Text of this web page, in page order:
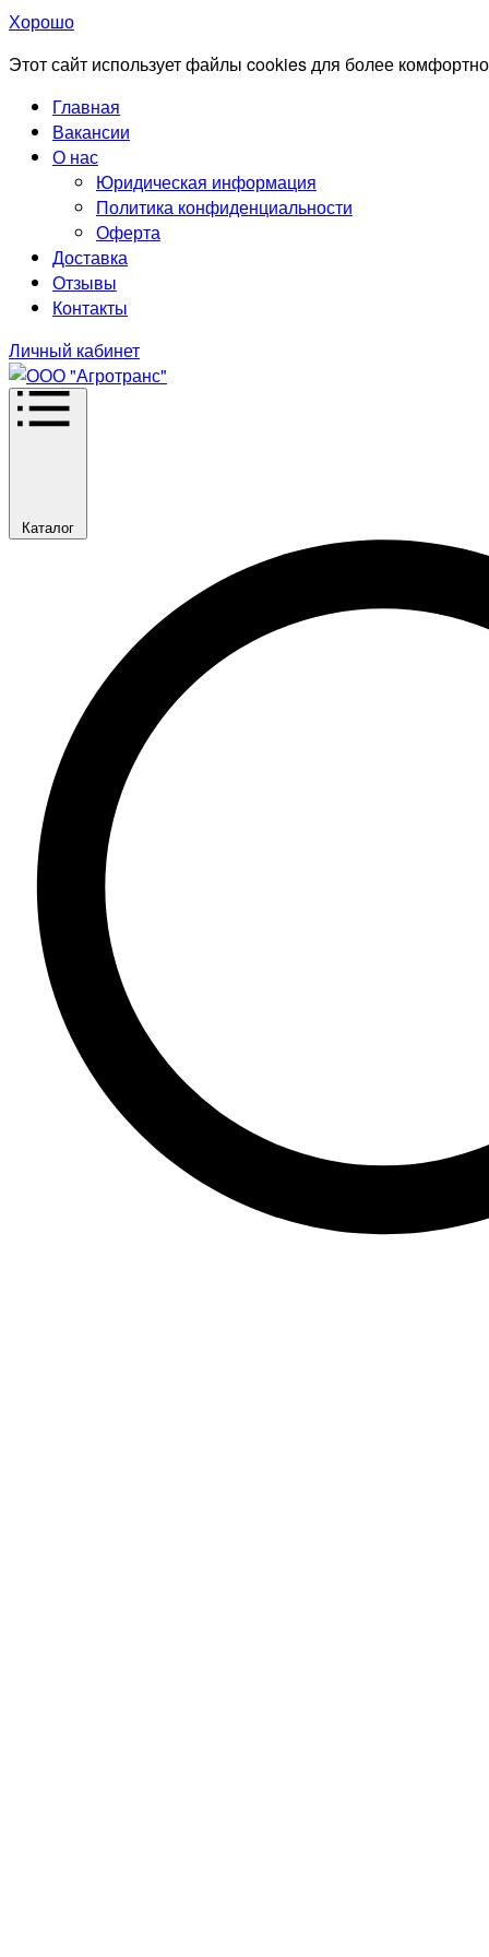
Хорошо
Этот сайт использует файлы cookies для более
Главная
Вакансии
О нас
Юридическая информация
Политика конфиденциальности
Оферта
Доставка
Отзывы
Контакты
Личный кабинет
Каталог